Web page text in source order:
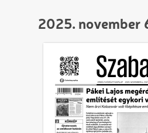
2025. november